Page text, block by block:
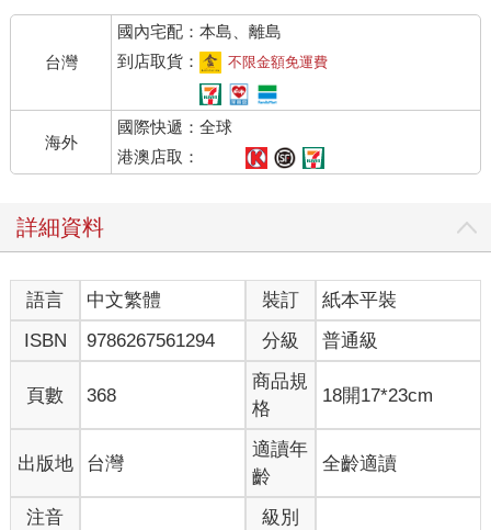
聖經》中依然是豐足與創造宇宙的象徵。
現代對乳的印像則相當不同！由於大量生產，乳與乳製品從寶貴
珍奇的資源變成普通商品，更由脂含量而備受醫學界指責。還好
人們現在對飲食中攝取的脂肪已經有比較平衡的看法，使傳統乳
製品得以存活下來。現在，我們還是可以享用人類千年來的美妙
乳製品文化，啜飲牛乳或是舀一匙冰淇淋，可以表現普魯斯特式
的年輕純真與活力，而品嚐一口上好的乳酪，可感受到成熟、滿
足，以及生命的豐富。
乳的演化
乳是如何產生的？又為何產生？哺乳動物與爬行動物不同之處，
乃是在溫血、具有毛髮以及皮膚腺體等。乳可能起源自3 億年前
左右，是母親在孵化幼兒時的皮膚分泌物，可保護與滋養幼兒，
由今日的鴨嘴獸可看到此情形。經過演化後，乳對於哺乳動物的
貢獻良多。它讓新生動物在出生之後，還能獲得母體提供的完美
配方，這個優勢讓幼體有機會在子宮外繼續發育。人類則徹底發
揮這個優勢：子宮與產道有一定的大小，胎兒大腦的成長受到限
制，因此我們出生後的數個月內仍完全處於無助狀態，幸好，乳
使人類大腦有機會繼續發展，讓我們成為如此不尋常的動物。
乳汁的營養
幾乎所有乳汁有相同的營養成分，但不同種類的動物，乳汁中各
台灣
國內宅配：本島、離島
到店取貨：
不限金額免運費
海外
國際快遞：全球
港澳店取：
詳細資料
語言 中文繁體 裝訂
紙本平裝
ISBN
9786267561294 分級 普通級
頁數 368
商品規
格
18開17*23cm
出版地 台灣
適讀年
齡
全齡適讀
注音 級別